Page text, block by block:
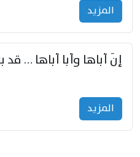
المزید
إنّ أباها وأبا أباها …
المزید